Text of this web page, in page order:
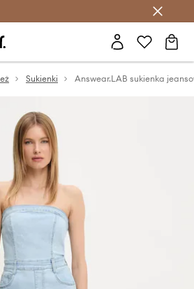
z Answear Club >
Sukienki Answear.LAB sukienka